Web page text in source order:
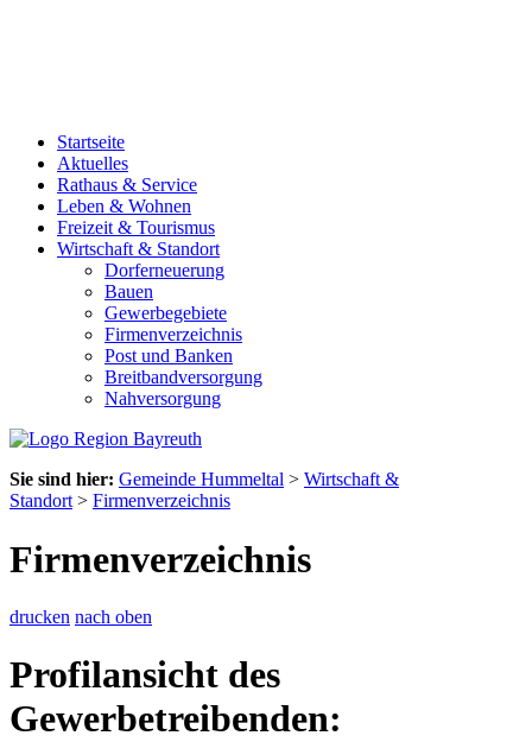
Startseite
Aktuelles
Rathaus & Service
Leben & Wohnen
Freizeit & Tourismus
Wirtschaft & Standort
Dorferneuerung
Bauen
Gewerbegebiete
Firmenverzeichnis
Post und Banken
Breitbandversorgung
Nahversorgung
Sie sind hier: Gemeinde Hummeltal > Wirtschaft &
Standort > Firmenverzeichnis
Firmenverzeichnis
drucken nach oben
Profilansicht des
Gewerbetreibenden: